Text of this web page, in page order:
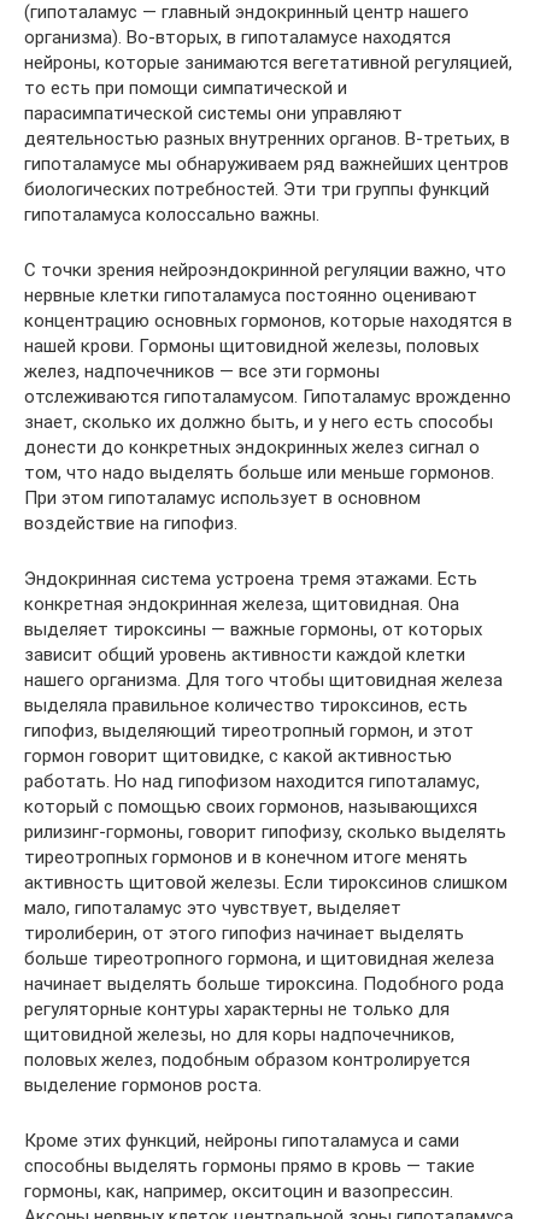
(гипоталамус — главный эндокринный центр нашего
организма). Во-вторых, в гипоталамусе находятся
нейроны, которые занимаются вегетативной регуляцией,
то есть при помощи симпатической и
парасимпатической системы они управляют
деятельностью разных внутренних органов. В-третьих, в
гипоталамусе мы обнаруживаем ряд важнейших центров
биологических потребностей. Эти три группы функций
гипоталамуса колоссально важны.
С точки зрения нейроэндокринной регуляции важно, что
нервные клетки гипоталамуса постоянно оценивают
концентрацию основных гормонов, которые находятся в
нашей крови. Гормоны щитовидной железы, половых
желез, надпочечников — все эти гормоны
отслеживаются гипоталамусом. Гипоталамус врожденно
знает, сколько их должно быть, и у него есть способы
донести до конкретных эндокринных желез сигнал о
том, что надо выделять больше или меньше гормонов.
При этом гипоталамус использует в основном
воздействие на гипофиз.
Эндокринная система устроена тремя этажами. Есть
конкретная эндокринная железа, щитовидная. Она
выделяет тироксины — важные гормоны, от которых
зависит общий уровень активности каждой клетки
нашего организма. Для того чтобы щитовидная железа
выделяла правильное количество тироксинов, есть
гипофиз, выделяющий тиреотропный гормон, и этот
гормон говорит щитовидке, с какой активностью
работать. Но над гипофизом находится гипоталамус,
который с помощью своих гормонов, называющихся
рилизинг-гормоны, говорит гипофизу, сколько выделять
тиреотропных гормонов и в конечном итоге менять
активность щитовой железы. Если тироксинов слишком
мало, гипоталамус это чувствует, выделяет
тиролиберин, от этого гипофиз начинает выделять
больше тиреотропного гормона, и щитовидная железа
начинает выделять больше тироксина. Подобного рода
регуляторные контуры характерны не только для
щитовидной железы, но для коры надпочечников,
половых желез, подобным образом контролируется
выделение гормонов роста.
Кроме этих функций, нейроны гипоталамуса и сами
способны выделять гормоны прямо в кровь — такие
гормоны, как, например, окситоцин и вазопрессин.